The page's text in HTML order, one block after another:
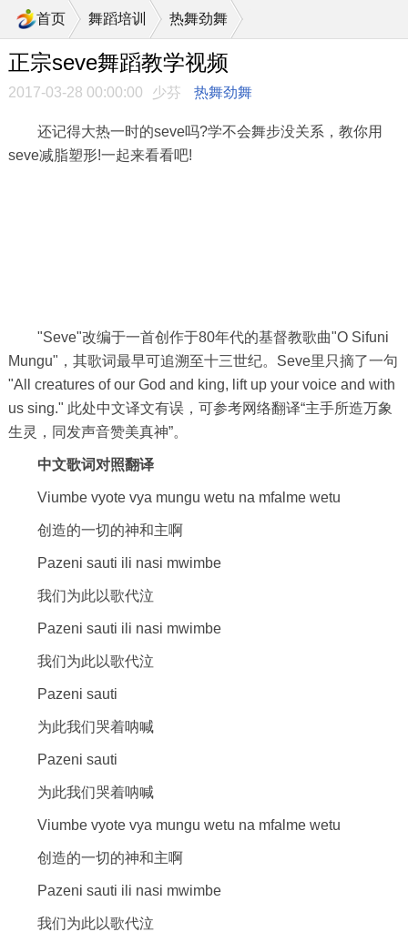
首页 舞蹈培训 热舞劲舞
正宗seve舞蹈教学视频
2017-03-28 00:00:00 少芬 热舞劲舞
还记得大热一时的seve吗?学不会舞步没关系，教你用
seve减脂塑形!一起来看看吧!
"Seve"改编于一首创作于80年代的基督教歌曲"O Sifuni
Mungu"，其歌词最早可追溯至十三世纪。Seve里只摘了一句
"All creatures of our God and king, lift up your voice and with
us sing." 此处中文译文有误，可参考网络翻译“主手所造万象
生灵，同发声音赞美真神”。
中文歌词对照翻译
Viumbe vyote vya mungu wetu na mfalme wetu
创造的一切的神和主啊
Pazeni sauti ili nasi mwimbe
我们为此以歌代泣
Pazeni sauti ili nasi mwimbe
我们为此以歌代泣
Pazeni sauti
为此我们哭着呐喊
Pazeni sauti
为此我们哭着呐喊
Viumbe vyote vya mungu wetu na mfalme wetu
创造的一切的神和主啊
Pazeni sauti ili nasi mwimbe
我们为此以歌代泣